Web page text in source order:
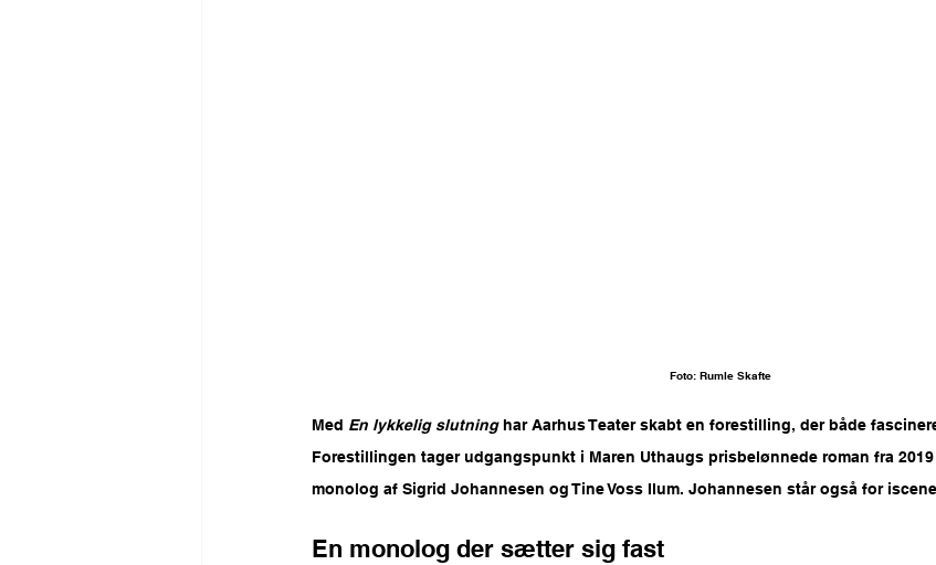
Foto: Rumle Skafte
Med En lykkelig slutning har Aarhus Teater skabt en forestilling, der både
Forestillingen tager udgangspunkt i Maren Uthaugs prisbelønnede roman fra
monolog af Sigrid Johannesen og Tine Voss Ilum. Johannesen står også for
En monolog der sætter sig fast